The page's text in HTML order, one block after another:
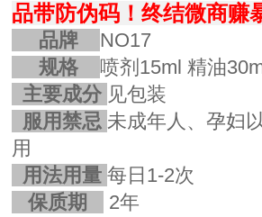
品带防伪码！终结微商赚
品牌
NO17
规格
喷剂15ml 精油
主要成分 见包装
服用禁忌 未成年人、孕妇
用
用法用量 每日1-2次
保质期
2年